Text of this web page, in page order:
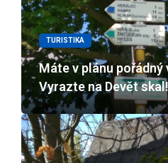
TURISTIKA
Máte v plánu pořádný
Vyrazte na Devět skal!